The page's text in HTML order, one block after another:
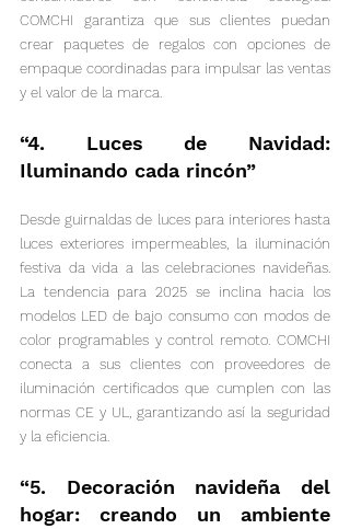
COMCHI garantiza que sus clientes puedan
crear paquetes de regalos con opciones de
empaque coordinadas para impulsar las ventas
y el valor de la marca.
“4. Luces de Navidad:
Iluminando cada rincón”
Desde guirnaldas de luces para interiores hasta
luces exteriores impermeables, la iluminación
festiva da vida a las celebraciones navideñas.
La tendencia para 2025 se inclina hacia los
modelos LED de bajo consumo con modos de
color programables y control remoto. COMCHI
conecta a sus clientes con proveedores de
iluminación certificados que cumplen con las
normas CE y UL, garantizando así la seguridad
y la eficiencia.
“5. Decoración navideña del
hogar: creando un ambiente